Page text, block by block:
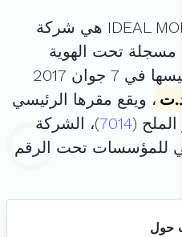
شركة IDEAL MODE DISTRIBUTION هي شركة
مسجلة تحت الهوية
. تم تأسيسها في 7 جوان 2017
، ويقع مقرها الرئيسي
(
7014)، الشركة
للمؤسسات تحت الرقم
حول